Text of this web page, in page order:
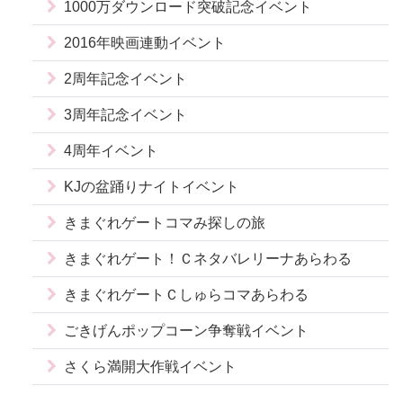
1000万ダウンロード突破記念イベント
2016年映画連動イベント
2周年記念イベント
3周年記念イベント
4周年イベント
KJの盆踊りナイトイベント
きまぐれゲートコマみ探しの旅
きまぐれゲート！Ｃネタバレリーナあらわる
きまぐれゲートＣしゅらコマあらわる
ごきげんポップコーン争奪戦イベント
さくら満開大作戦イベント